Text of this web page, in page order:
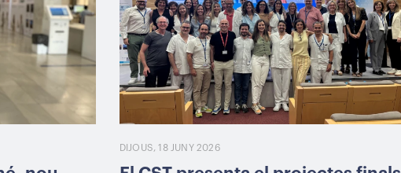
DIJOUS, 18 JUNY 2026